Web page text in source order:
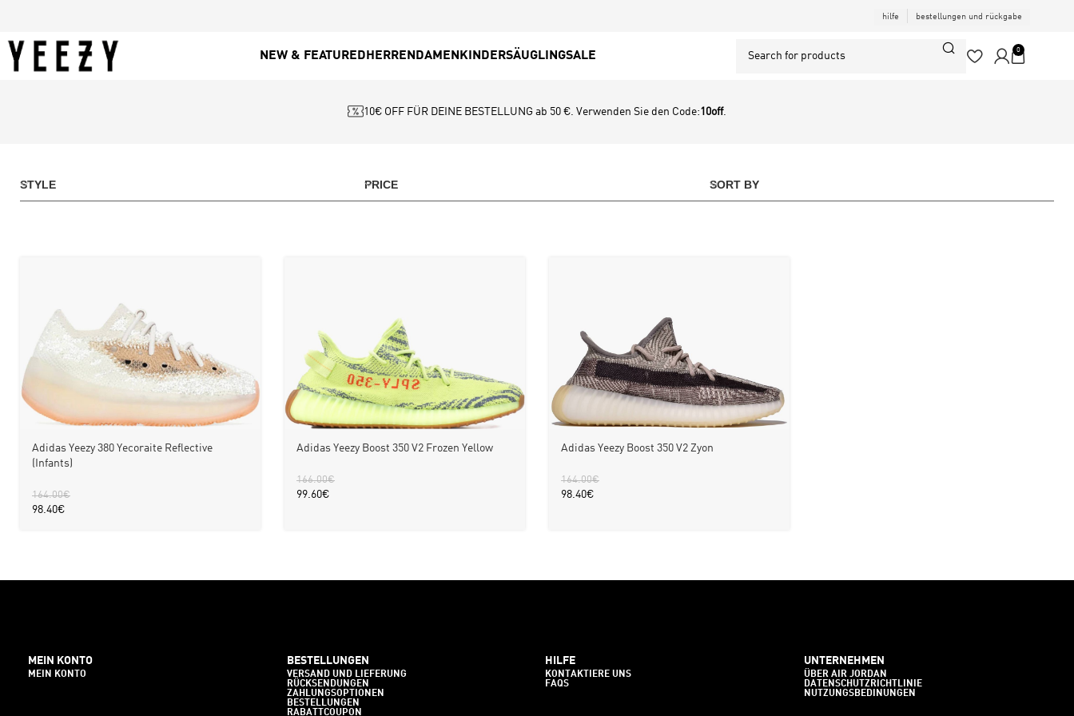
hilfe bestellungen und rückgabe
NEW & FEATURED HERREN DAMEN KINDERSÄUGLINGSALE 0
10€ OFF FÜR DEINE BESTELLUNG ab 50 €. Verwenden Sie den Code:10off.
STYLE PRICE SORT BY
Adidas Yeezy 380 Yecoraite Reflective
(Infants)
164.00€
98.40€
Adidas Yeezy Boost 350 V2 Frozen Yellow
166.00€
99.60€
Adidas Yeezy Boost 350 V2 Zyon
164.00€
98.40€
MEIN KONTO
MEIN KONTO
BESTELLUNGEN
VERSAND UND LIEFERUNG
RÜCKSENDUNGEN
ZAHLUNGSOPTIONEN
BESTELLUNGEN
RABATTCOUPON
HILFE
KONTAKTIERE UNS
FAQS
UNTERNEHMEN
ÜBER AIR JORDAN
DATENSCHUTZRICHTLINIE
NUTZUNGSBEDINUNGEN